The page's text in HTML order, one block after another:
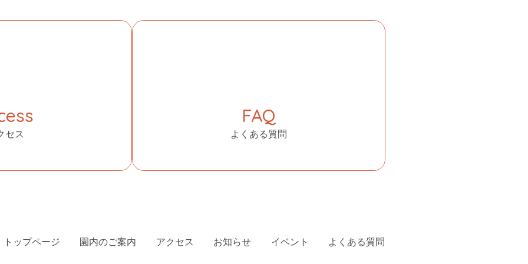
セス
FAQ
よくある質問
トップページ 園内のご案内 アクセス お知らせ イベント よくある質問